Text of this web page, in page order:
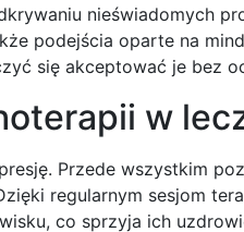
nieświadomych
podejścia oparte na
się akceptować je bez
w
Przede wszystkim
regularnym sesjom
co sprzyja ich